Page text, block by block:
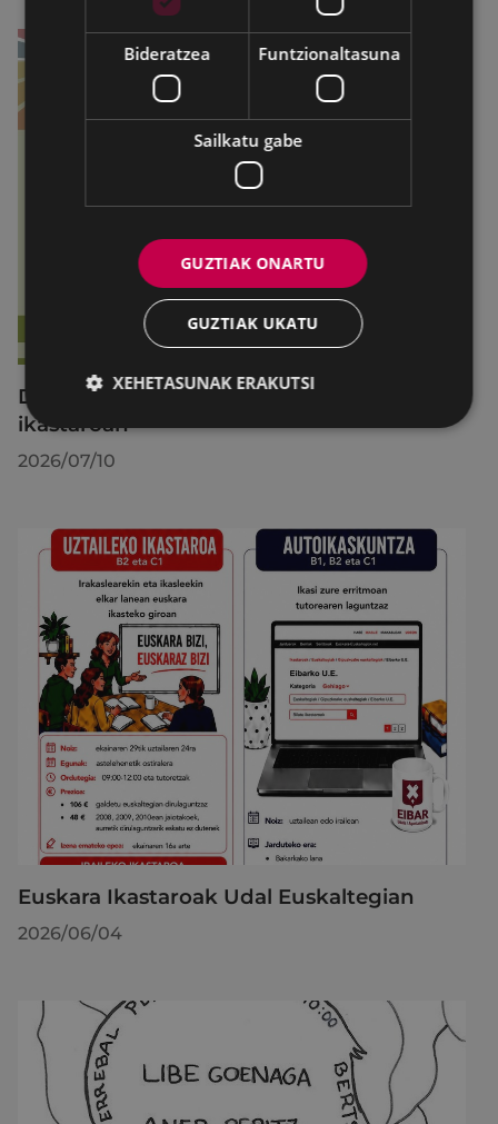
Debabarreneko 36 gazte aritu dira Begirale
ikastaroan
2026/07/10
Euskara Ikastaroak Udal Euskaltegian
2026/06/04
Bideratzea Funtzionaltasuna
Sailkatu gabe
GUZTIAK ONARTU
GUZTIAK UKATU
XEHETASUNAK ERAKUTSI